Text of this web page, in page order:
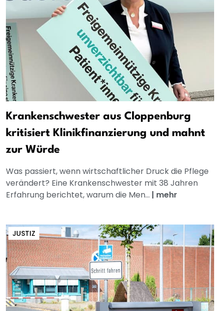
Krankenschwester aus Cloppenburg
kritisiert Klinikfinanzierung und mahnt
zur Würde
Was passiert, wenn wirtschaftlicher Druck die Pflege
verändert? Eine Krankenschwester mit 38 Jahren
Erfahrung berichtet, warum die Men... | mehr
JUSTIZ